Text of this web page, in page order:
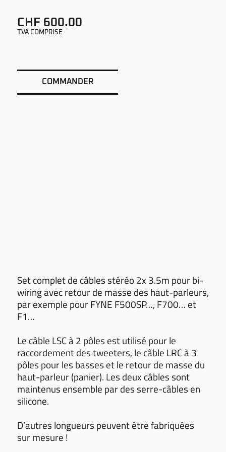
CHF 600.00
TVA COMPRISE
COMMANDER
Set complet de câbles stéréo 2x 3.5m pour bi-
wiring avec retour de masse des haut-parleurs,
par exemple pour FYNE F500SP…, F700… et
F1…
Le câble LSC à 2 pôles est utilisé pour le
raccordement des tweeters, le câble LRC à 3
pôles pour les basses et le retour de masse du
haut-parleur (panier). Les deux câbles sont
maintenus ensemble par des serre-câbles en
silicone.
D’autres longueurs peuvent être fabriquées
sur mesure !